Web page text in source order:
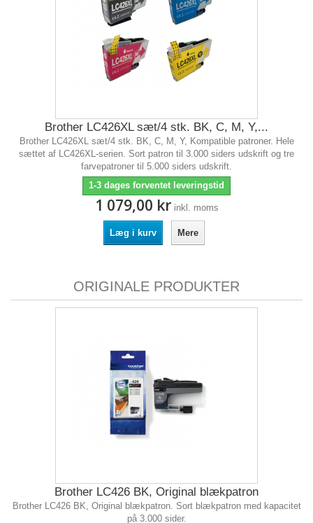
Brother LC426XL sæt/4 stk. BK, C, M, Y,...
Brother LC426XL sæt/4 stk. BK, C, M, Y, Kompatible patroner. Hele
sættet af LC426XL-serien. Sort patron til 3.000 siders udskrift og tre
farvepatroner til 5.000 siders udskrift.
1-3 dages forventet leveringstid
1 079,00 kr inkl. moms
Læg i kurv Mere
ORIGINALE PRODUKTER
Brother LC426 BK, Original blækpatron
Brother LC426 BK, Original blækpatron. Sort blækpatron med kapacitet
på 3.000 sider.